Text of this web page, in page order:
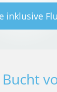
inklusive